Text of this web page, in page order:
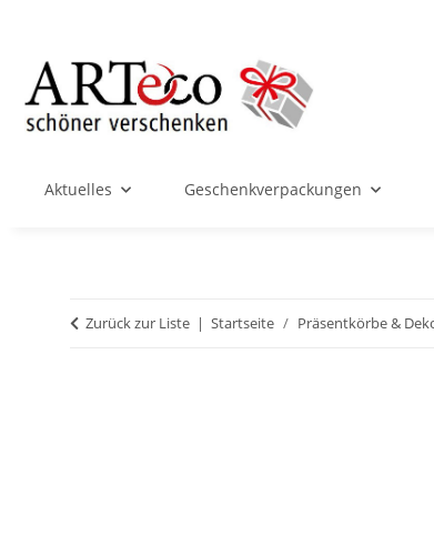
Aktuelles Geschenkverpackungen
Zurück zur Liste Startseite Präsentkörbe &